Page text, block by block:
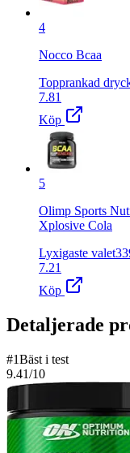
4
Nocco Bcaa
Topprankad
7.81
Köp
5
Olimp Sports
Xplosive Cola
Lyxigaste valet
7.21
Köp
Detaljerade
#1Bäst i test
9.41/10